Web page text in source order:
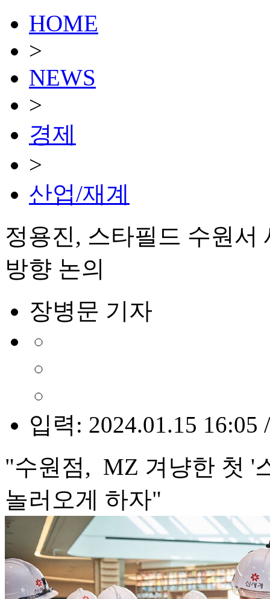
HOME
>
NEWS
>
경제
>
산업/재계
정용진, 스타필드 수원
방향 논의
장병문 기자
입력: 2024.01.15 16:05
"수원점, MZ 겨냥한 첫 '
놀러오게 하자"